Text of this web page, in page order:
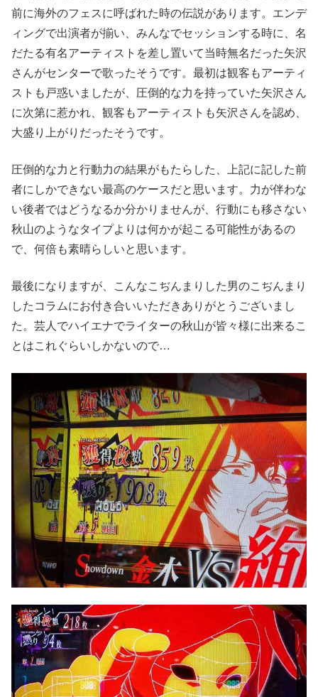
前に海外のフェスに呼ばれた時の伝説があります。エンデ
ィングで出演者が揃い、みんなでセッションする時に、名
だたる有名アーティストを差し置いて当時無名だった矢沢
さんがセンターで歌ったそうです。最初は観客もアーティ
ストも戸惑いましたが、圧倒的な力を持っていた矢沢さん
に次第に惹かれ、観客もアーティストも矢沢さんを認め、
大盛り上がりだったそうです。
圧倒的な力と行動力の結果がもたらした、上記に記した前
者にしかできない最高のケースだと思います。力が伴わな
い後者ではどうなるか分かりませんが、行動にも移さない
秋山のようなタイプよりは何かが起こる可能性があるの
で、何倍も素晴らしいと思います。
最後になりますが、こんなこぢんまりした男のこぢんまり
したコラムにお付き合いいただきありがとうございまし
た。芸人でハイエナでライターの秋山が皆々様に出来るこ
とはこれぐらいしかないので…